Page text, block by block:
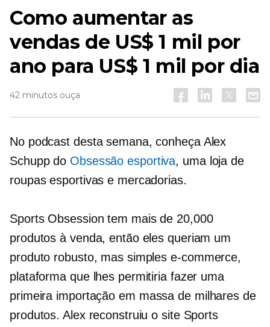
Como aumentar as
vendas de US$ 1 mil por
ano para US$ 1 mil por dia
42 minutos ouça
No podcast desta semana, conheça Alex
Schupp do Obsessão esportiva, uma loja de
roupas esportivas e mercadorias.
Sports Obsession tem mais de 20,000
produtos à venda, então eles queriam um
produto robusto, mas simplese-commerce,
plataforma que lhes permitiria fazer uma
primeira importação em massa de milhares de
produtos. Alex reconstruiu o site Sports